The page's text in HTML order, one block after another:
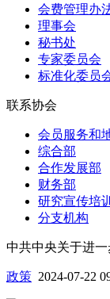
会费管理办
理事会
秘书处
专家委员会
标准化委员
联系协会
会员服务和
综合部
合作发展部
财务部
研究宣传培
分支机构
中共中央关于进
政策 2024-07-22